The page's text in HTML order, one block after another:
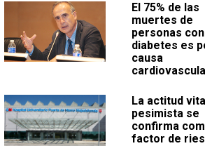
El 75% de las
muertes de
personas con
diabetes es
causa
La actitud
pesimista se
confirma
factor de